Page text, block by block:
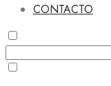
CONTACTO